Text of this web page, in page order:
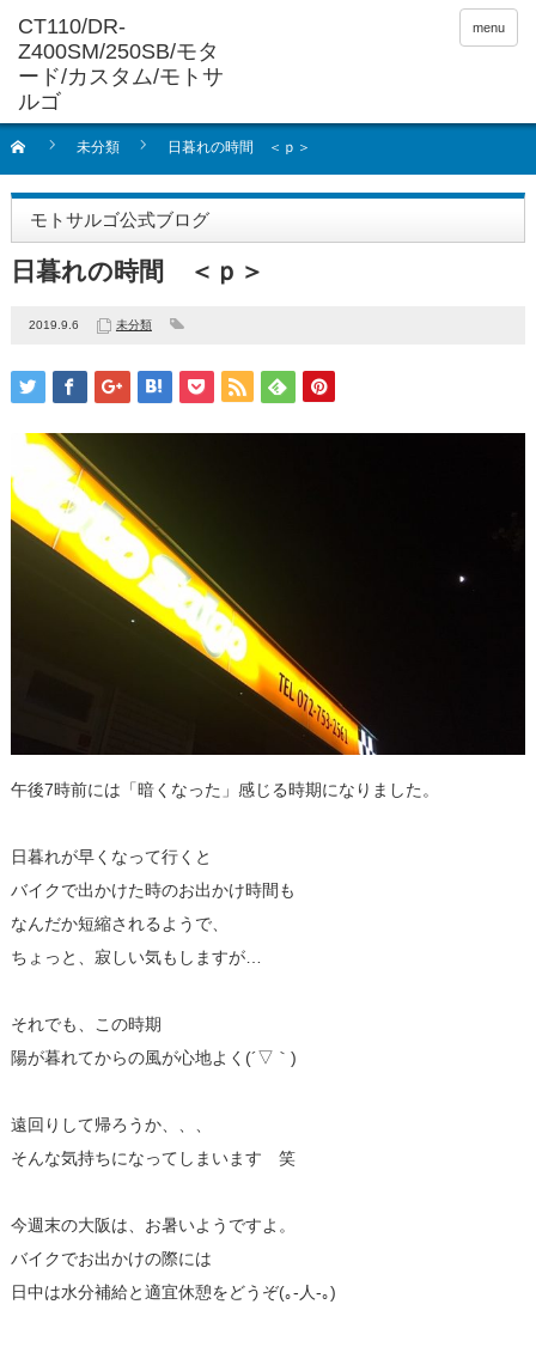
menu
未分類 日暮れの時間 ＜ｐ＞
モトサルゴ公式ブログ
日暮れの時間 ＜ｐ＞
2019.9.6 未分類
午後7時前には「暗くなった」感じる時期になりました。
日暮れが早くなって行くと
バイクで出かけた時のお出かけ時間も
なんだか短縮されるようで、
ちょっと、寂しい気もしますが…
それでも、この時期
陽が暮れてからの風が心地よく(´▽｀)
遠回りして帰ろうか、、、
そんな気持ちになってしまいます 笑
今週末の大阪は、お暑いようですよ。
バイクでお出かけの際には
日中は水分補給と適宜休憩をどうぞ(｡-人-｡)